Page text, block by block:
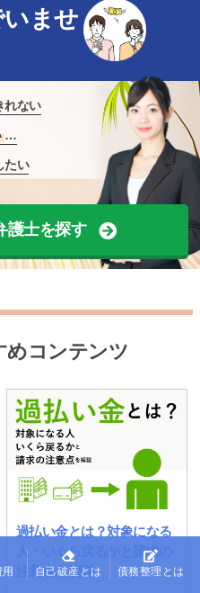
ませ
れない
…
たい
護士を探す
めコンテンツ
過払い金とは？対象になる
人・いくら戻るかと請求の
注意点を解説
自己破産とは 債務整理とは